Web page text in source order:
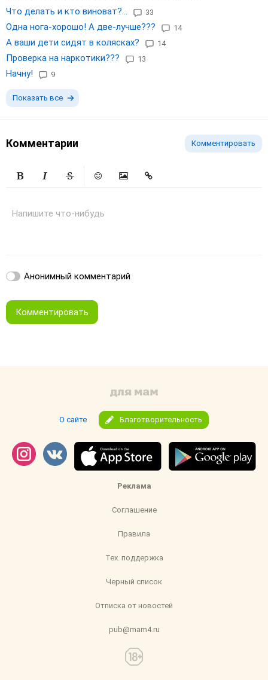
Что делать и кто виноват?... 33
Одна нога-хорошо! А две-лучше??? 14
А ваши дети сидят в колясках? 14
Проверка на наркотики??? 13
Начну! 9
Показать все
Комментарии Комментировать
Напишите что-нибудь
Анонимный комментарий
Комментировать
О сайте Благотворительность
Реклама
Соглашение
Правила
Тех. поддержка
Черный список
Отписка от новостей
pub@mam4.ru